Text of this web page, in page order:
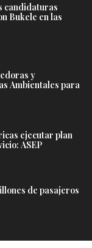
candidaturas
Bukele en las
y
Ambientales para
ejecutar plan
ASEP
de pasajeros